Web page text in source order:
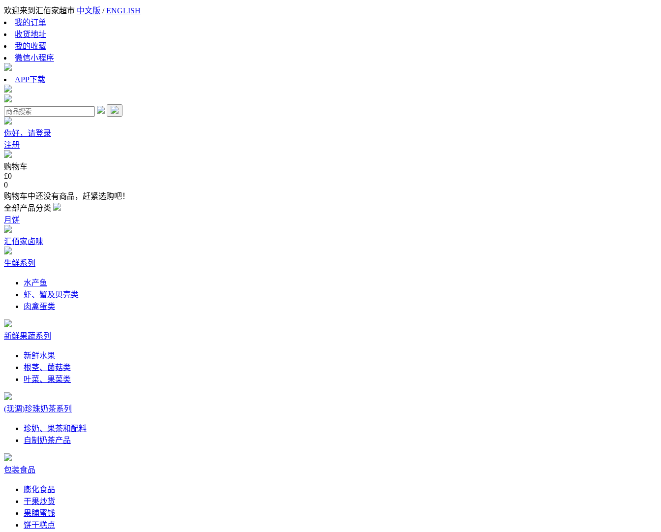
欢迎来到汇佰家超市 中文版 /ENGLISH
我的订单
收货地址
我的收藏
微信小程序
APP下载
你好，请登录
注册
购物车
£0
0
购物车中还没有商品，赶紧选购吧！
全部产品分类
月饼
汇佰家卤味
生鲜系列
水产鱼
虾、蟹及贝壳类
肉禽蛋类
新鲜果蔬系列
新鲜水果
根茎、菌菇类
叶菜、果菜类
(现调)珍珠奶茶系列
珍奶、果茶和配料
自制奶茶产品
包装食品
膨化食品
干果炒货
果脯蜜饯
饼干糕点